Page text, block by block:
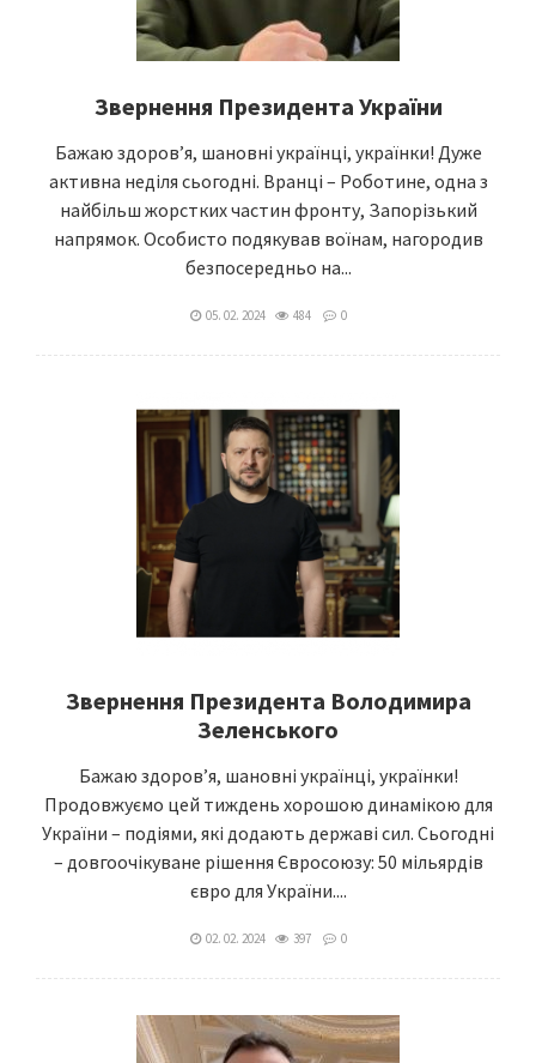
Звернення Президента України
Бажаю здоров’я, шановні українці, українки! Дуже
активна неділя сьогодні. Вранці – Роботине, одна з
найбільш жорстких частин фронту, Запорізький
напрямок. Особисто подякував воїнам, нагородив
безпосередньо на...
05. 02. 2024 484 0
Звернення Президента Володимира
Зеленського
Бажаю здоров’я, шановні українці, українки!
Продовжуємо цей тиждень хорошою динамікою для
України – подіями, які додають державі сил. Сьогодні
– довгоочікуване рішення Євросоюзу: 50 мільярдів
євро для України....
02. 02. 2024 397 0